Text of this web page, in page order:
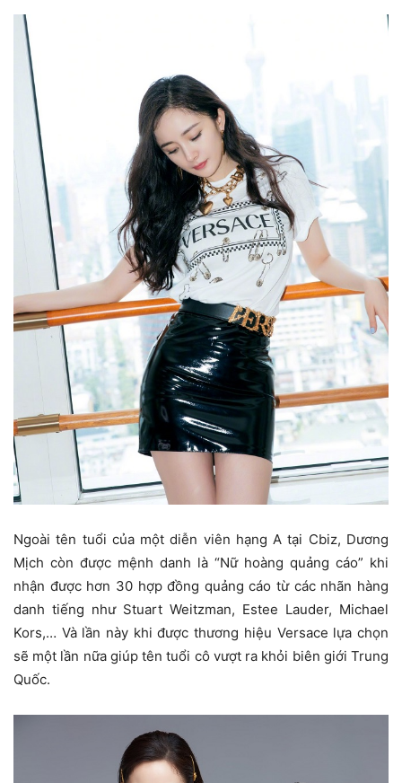
Ngoài tên tuổi của một diễn viên hạng A tại Cbiz, Dương
Mịch còn được mệnh danh là “Nữ hoàng quảng cáo” khi
nhận được hơn 30 hợp đồng quảng cáo từ các nhãn hàng
danh tiếng như Stuart Weitzman, Estee Lauder, Michael
Kors,… Và lần này khi được thương hiệu Versace lựa chọn
sẽ một lần nữa giúp tên tuổi cô vượt ra khỏi biên giới Trung
Quốc.